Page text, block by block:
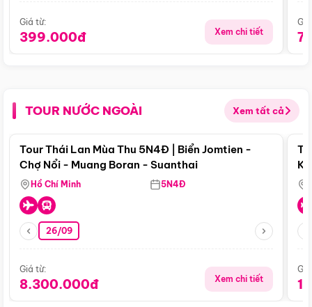
Giá từ:
399.000đ Xem chi tiết
TOUR NƯỚC NGOÀI Xem tất cả
Điểm nổi bật
Tour Thái Lan Mùa Thu 5N4Đ | Biển Jomtien -
Chợ Nổi - Muang Boran - Suanthai
Hồ Chí Minh 5N4Đ
26/09
Giá từ:
8.300.000đ Xem chi tiết